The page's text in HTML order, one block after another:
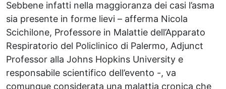
Sebbene infatti nella maggioranza dei casi l’asma
sia presente in forme lievi – afferma Nicola
Scichilone, Professore in Malattie dell’Apparato
Respiratorio del Policlinico di Palermo, Adjunct
Professor alla Johns Hopkins University e
responsabile scientifico dell’evento -, va
comunque considerata una malattia cronica che